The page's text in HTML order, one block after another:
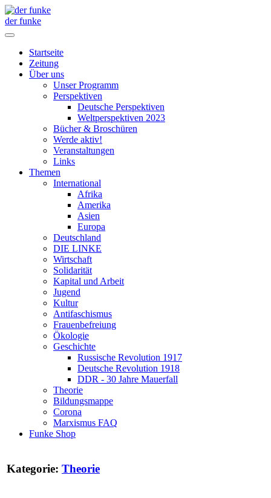
der funke
Startseite
Zeitung
Über uns
Unser Programm
Perspektiven
Deutsche Perspektiven
Weltperspektiven 2023
Bücher & Broschüren
Werde aktiv!
Veranstaltungen
Links
Themen
International
Afrika
Amerika
Asien
Europa
Deutschland
DIE LINKE
Wirtschaft
Solidarität
Kapital und Arbeit
Jugend
Kultur
Antifaschismus
Frauenbefreiung
Ökologie
Geschichte
Russische Revolution 1917
Deutsche Revolution 1918
DDR - 30 Jahre Mauerfall
Theorie
Bildungsmappe
Corona
Marxismus FAQ
Funke Shop
Kategorie: Theorie